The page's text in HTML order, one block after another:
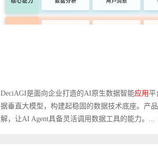
DeciAGI是面向企业打造的AI原生数据智能应用平
据垂直大模型，构建起稳固的数据技术底座。产
解，让AI Agent具备灵活调用数据工具的能力。...